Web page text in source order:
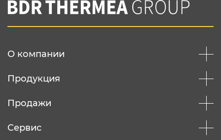
Вы соглашаетесь с нашей политикой
конфеденциальности
О компании
Продукция
Продажи
Сервис